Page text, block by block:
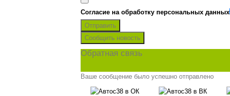
Согласие на обработку персональных данных
Отправить
Сообщить новость
Обратная связь
Ваше сообщение было успешно отправлено